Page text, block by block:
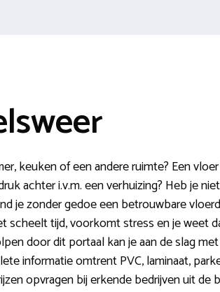
keuken of een andere ruimte? Een
achter i.v.m. een verhuizing? Heb je
je zonder gedoe een betrouwbare
scheelt tijd, voorkomt stress en je weet
door dit portaal kan je aan de slag
informatie omtrent PVC, laminaat,
opvragen bij erkende bedrijven uit de